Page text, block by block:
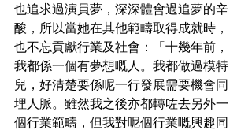
也追求過演員夢，深深體會過追夢的辛
酸，所以當她在其他範疇取得成就時，
也不忘貢獻行業及社會：「十幾年前，
我都係一個有夢想嘅人。我都做過模特
兒，好清楚要係呢一行發展需要機會同
埋人脈。雖然我之後亦都轉咗去另外一
個行業範疇，但我對呢個行業嘅興趣同